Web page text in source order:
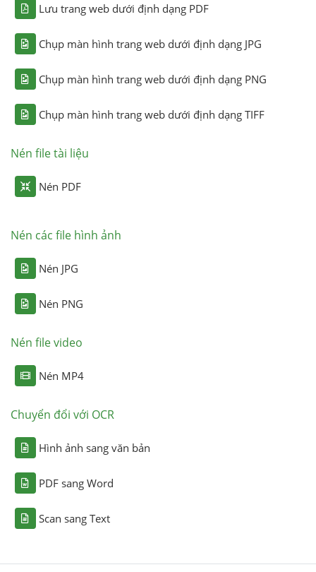
Lưu trang web dưới định dạng PDF
Chụp màn hình trang web dưới định dạng JPG
Chụp màn hình trang web dưới định dạng PNG
Chụp màn hình trang web dưới định dạng TIFF
Nén file tài liệu
Nén PDF
Nén các file hình ảnh
Nén JPG
Nén PNG
Nén file video
Nén MP4
Chuyển đổi với OCR
Hình ảnh sang văn bản
PDF sang Word
Scan sang Text